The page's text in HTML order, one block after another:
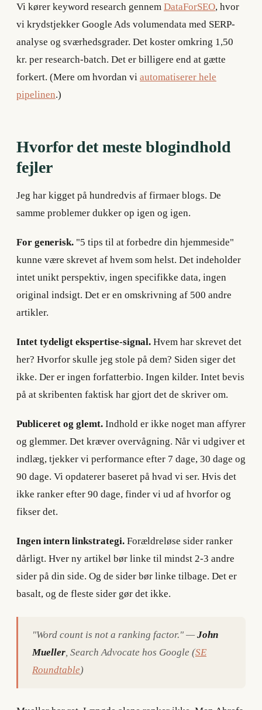
Vi kører keyword research gennem DataForSEO, hvor
vi krydstjekker Google Ads volumendata med SERP-
analyse og sværhedsgrader. Det koster omkring 1,50
kr. per research-batch. Det er billigere end at gætte
forkert. (Mere om hvordan vi automatiserer hele
pipelinen.)
Hvorfor det meste blogindhold
fejler
Jeg har kigget på hundredvis af firmaer blogs. De
samme problemer dukker op igen og igen.
For generisk. "5 tips til at forbedre din hjemmeside"
kunne være skrevet af hvem som helst. Det indeholder
intet unikt perspektiv, ingen specifikke data, ingen
original indsigt. Det er en omskrivning af 500 andre
artikler.
Intet tydeligt ekspertise-signal. Hvem har skrevet det
her? Hvorfor skulle jeg stole på dem? Siden siger det
ikke. Der er ingen forfatterbio. Ingen kilder. Intet bevis
på at skribenten faktisk har gjort det de skriver om.
Publiceret og glemt. Indhold er ikke noget man affyrer
og glemmer. Det kræver overvågning. Når vi udgiver et
indlæg, tjekker vi performance efter 7 dage, 30 dage og
90 dage. Vi opdaterer baseret på hvad vi ser. Hvis det
ikke ranker efter 90 dage, finder vi ud af hvorfor og
fikser det.
Ingen intern linkstrategi. Forældreløse sider ranker
dårligt. Hver ny artikel bør linke til mindst 2-3 andre
sider på din side. Og de sider bør linke tilbage. Det er
basalt, og de fleste sider gør det ikke.
"Word count is not a ranking factor." —John
Mueller , Search Advocate hos Google (SE
Roundtable)